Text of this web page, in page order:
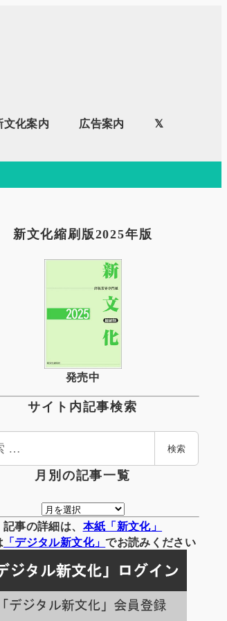
文化案内 広告案内 𝕏
新文化縮刷版2025年版
発売中
サイト内記事検索
検索
月別の記事一覧
月
別
の
事
一
覧
記事の詳細は、 本紙「新文化」
「デジタル新文化」でお読みください